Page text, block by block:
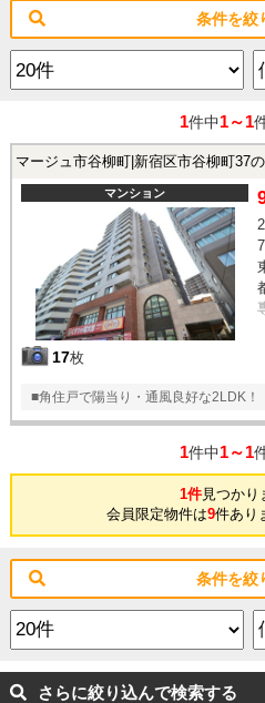
条件を絞
1件中1～1
マージュ市谷柳町|新宿区市谷柳町37
マンション
17枚
1件中1～1
1件見つかり
会員限定物件は9件あり
条件を絞
さらに絞り込んで検索する